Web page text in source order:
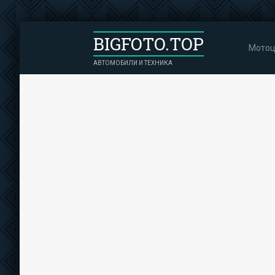
BIGFOTO.TOP
АВТОМОБИЛИ И ТЕХНИКА